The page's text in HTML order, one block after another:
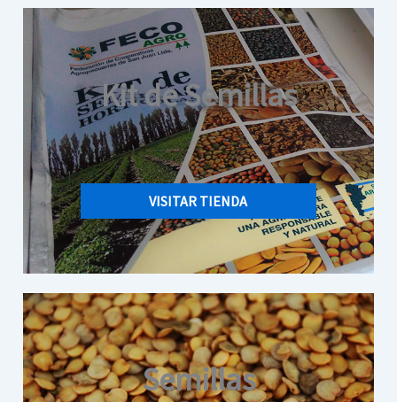
Kit de Semillas
VISITAR TIENDA
Semillas